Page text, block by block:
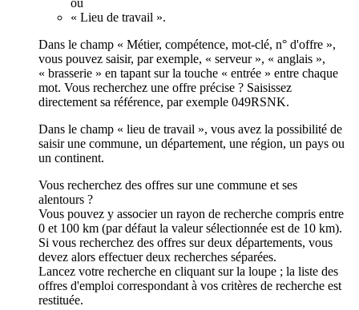
« Lieu de travail ».
Dans le champ « Métier, compétence, mot-clé, n° d'offre »,
vous pouvez saisir, par exemple, « serveur », « anglais »,
« brasserie » en tapant sur la touche « entrée » entre chaque
mot. Vous recherchez une offre précise ? Saisissez
directement sa référence, par exemple 049RSNK.
Dans le champ « lieu de travail », vous avez la possibilité de
saisir une commune, un département, une région, un pays ou
un continent.
Vous recherchez des offres sur une commune et ses
alentours ?
Vous pouvez y associer un rayon de recherche compris entre
0 et 100 km (par défaut la valeur sélectionnée est de 10 km).
Si vous recherchez des offres sur deux départements, vous
devez alors effectuer deux recherches séparées.
Lancez votre recherche en cliquant sur la loupe ; la liste des
offres d'emploi correspondant à vos critères de recherche est
restituée.